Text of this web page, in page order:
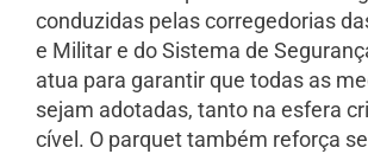
conduzidas pelas corregedorias
e Militar e do Sistema de
atua para garantir que todas as
sejam adotadas, tanto na esfera
cível. O parquet também reforça